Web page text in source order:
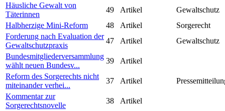
Häusliche Gewalt von
Täterinnen
49 Artikel
Gewaltschutz
Halbherzige Mini-Reform
48 Artikel
Sorgerecht
Forderung nach Evaluation der
Gewaltschutzpraxis
47 Artikel
Gewaltschutz
Bundesmitgliederversammlung
wählt neuen Bundesv...
39
Artikel
Reform des Sorgerechts nicht
miteinander verhei...
37 Artikel
Kommentar zur
Sorgerechtsnovelle
38
Artikel